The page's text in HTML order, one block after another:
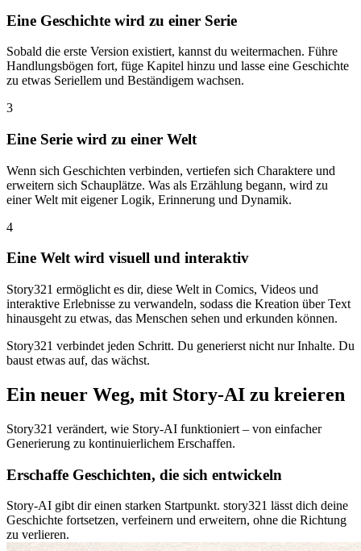
Eine Geschichte wird zu einer Serie
Sobald die erste Version existiert, kannst du weitermachen. Führe
Handlungsbögen fort, füge Kapitel hinzu und lasse eine Geschichte
zu etwas Seriellem und Beständigem wachsen.
3
Eine Serie wird zu einer Welt
Wenn sich Geschichten verbinden, vertiefen sich Charaktere und
erweitern sich Schauplätze. Was als Erzählung begann, wird zu
einer Welt mit eigener Logik, Erinnerung und Dynamik.
4
Eine Welt wird visuell und interaktiv
Story321 ermöglicht es dir, diese Welt in Comics, Videos und
interaktive Erlebnisse zu verwandeln, sodass die Kreation über Text
hinausgeht zu etwas, das Menschen sehen und erkunden können.
Story321 verbindet jeden Schritt. Du generierst nicht nur Inhalte. Du
baust etwas auf, das wächst.
Ein neuer Weg, mit Story-AI zu kreieren
Story321 verändert, wie Story-AI funktioniert – von einfacher
Generierung zu kontinuierlichem Erschaffen.
Erschaffe Geschichten, die sich entwickeln
Story-AI gibt dir einen starken Startpunkt. story321 lässt dich deine
Geschichte fortsetzen, verfeinern und erweitern, ohne die Richtung
zu verlieren.